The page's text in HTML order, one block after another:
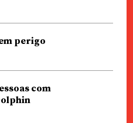
perigo
com